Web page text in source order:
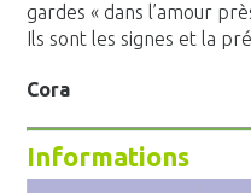
gardes « dans l’amour
Ils sont les signes et la
Cora
Informations